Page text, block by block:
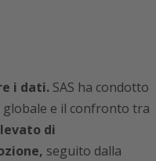
i dati.SAS ha condotto
e il confronto tra
di
seguito dalla